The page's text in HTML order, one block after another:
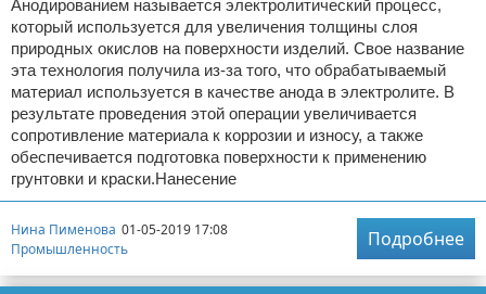
Анодированием называется электролитический процесс,
который используется для увеличения толщины слоя
природных окислов на поверхности изделий. Свое название
эта технология получила из-за того, что обрабатываемый
материал используется в качестве анода в электролите. В
результате проведения этой операции увеличивается
сопротивление материала к коррозии и износу, а также
обеспечивается подготовка поверхности к применению
грунтовки и краски.Нанесение
Нина Пименова 01-05-2019 17:08
Промышленность
Подробнее